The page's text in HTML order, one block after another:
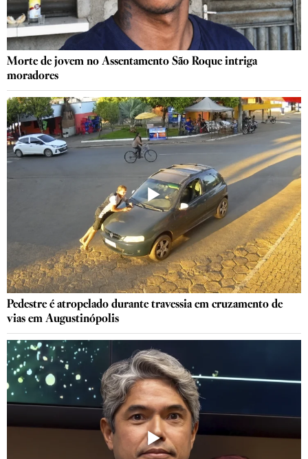
Morte de jovem no Assentamento São Roque intriga
moradores
Pedestre é atropelado durante travessia em cruzamento de
vias em Augustinópolis